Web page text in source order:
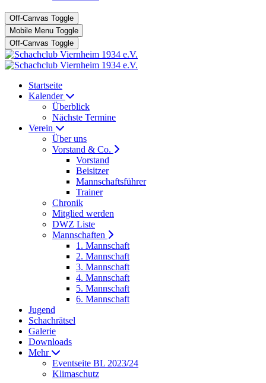
Off-Canvas Toggle
Mobile Menu Toggle
Off-Canvas Toggle
Startseite
Kalender
Überblick
Nächste Termine
Verein
Über uns
Vorstand & Co.
Vorstand
Beisitzer
Mannschaftsführer
Trainer
Chronik
Mitglied werden
DWZ Liste
Mannschaften
1. Mannschaft
2. Mannschaft
3. Mannschaft
4. Mannschaft
5. Mannschaft
6. Mannschaft
Jugend
Schachrätsel
Galerie
Downloads
Mehr
Eventseite BL 2023/24
Klimaschutz